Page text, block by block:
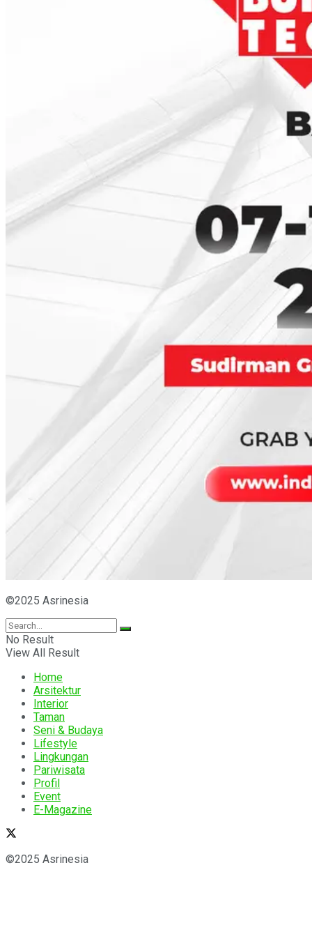
©2025 Asrinesia
No Result
View All Result
Home
Arsitektur
Interior
Taman
Seni & Budaya
Lifestyle
Lingkungan
Pariwisata
Profil
Event
E-Magazine
©2025 Asrinesia